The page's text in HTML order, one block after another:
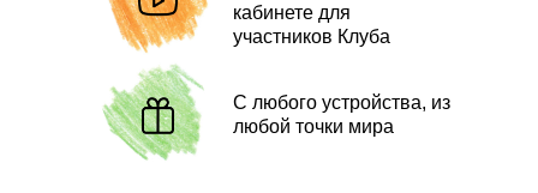
кабинете для
участников Клуба
С любого устройства, из
любой точки мира